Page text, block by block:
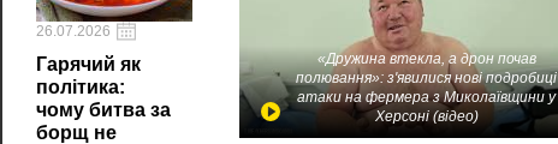
26.07.2026
Гарячий як
політика:
чому битва за
борщ не
«Дружина втекла, а дрон почав
полювання»: з'явилися нові подробиці
атаки на фермера з Миколаївщини у
Херсоні (відео)